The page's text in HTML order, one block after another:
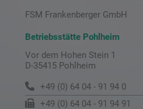
FSM Frankenberger GmbH
Betriebsstätte Pohlheim
Vor dem Hohen Stein 1
D-35415 Pohlheim
+49 (0) 64 04 - 91 94 0
+49 (0) 64 04 - 91 94 91